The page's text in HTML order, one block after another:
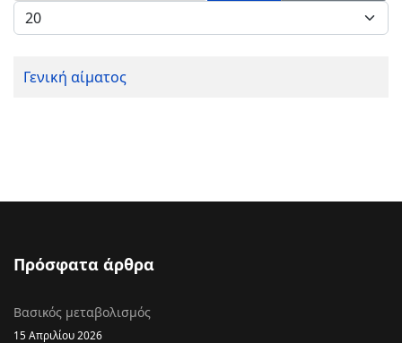
Εμφάνιση #
Γενική αίματος
Πρόσφατα άρθρα
Βασικός μεταβολισμός
15 Απριλίου 2026